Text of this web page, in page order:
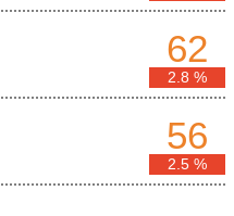
62
2.8 %
56
2.5 %